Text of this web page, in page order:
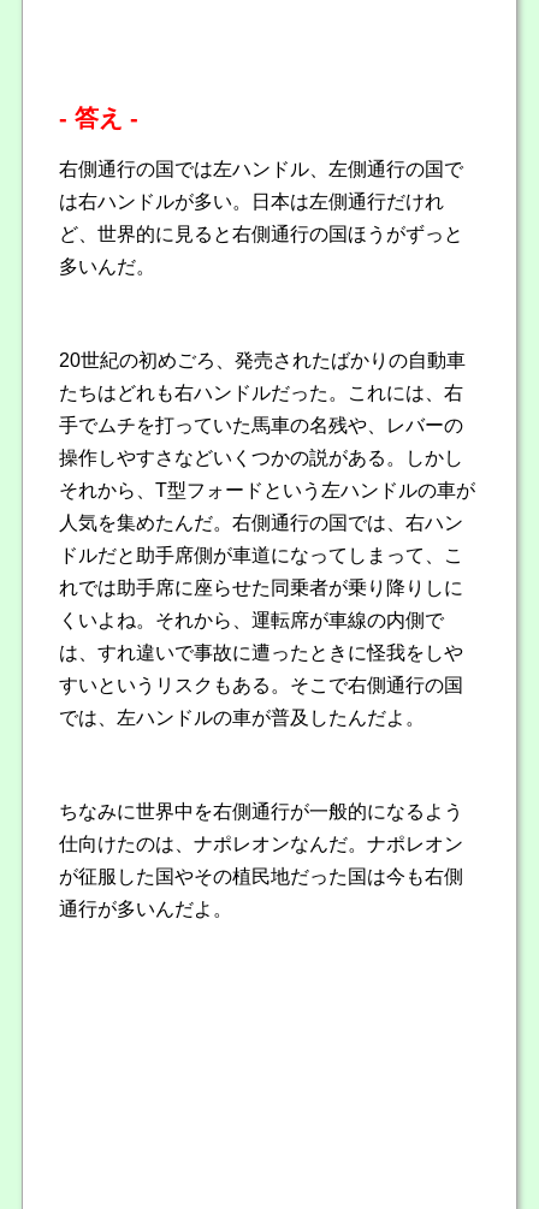
- 答え -
右側通行の国では左ハンドル、左側通行の国で
は右ハンドルが多い。日本は左側通行だけれ
ど、世界的に見ると右側通行の国ほうがずっと
多いんだ。
20世紀の初めごろ、発売されたばかりの自動車
たちはどれも右ハンドルだった。これには、右
手でムチを打っていた馬車の名残や、レバーの
操作しやすさなどいくつかの説がある。しかし
それから、T型フォードという左ハンドルの車が
人気を集めたんだ。右側通行の国では、右ハン
ドルだと助手席側が車道になってしまって、こ
れでは助手席に座らせた同乗者が乗り降りしに
くいよね。それから、運転席が車線の内側で
は、すれ違いで事故に遭ったときに怪我をしや
すいというリスクもある。そこで右側通行の国
では、左ハンドルの車が普及したんだよ。
ちなみに世界中を右側通行が一般的になるよう
仕向けたのは、ナポレオンなんだ。ナポレオン
が征服した国やその植民地だった国は今も右側
通行が多いんだよ。